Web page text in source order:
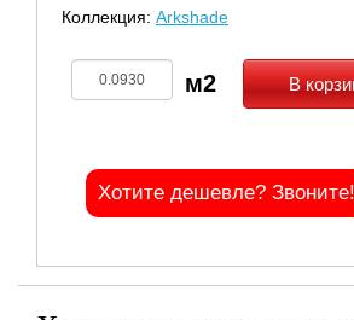
Коллекция: Arkshade
В
Хотите дешевле? Звоните!